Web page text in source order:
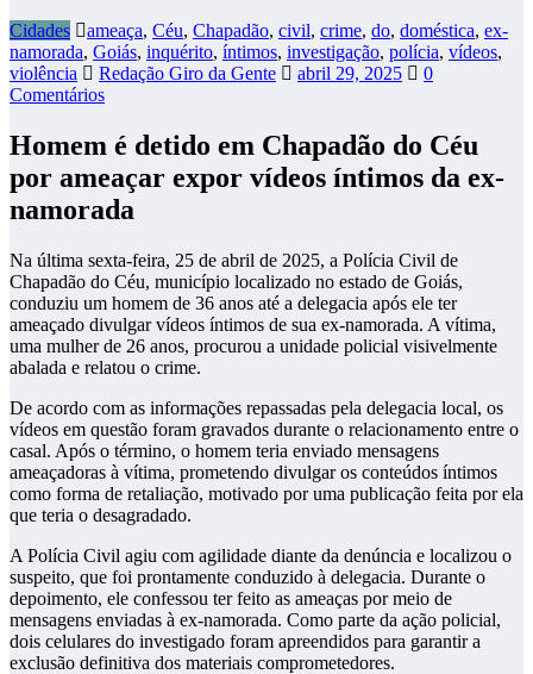
Cidades ameaça, Céu, Chapadão, civil, crime, do, doméstica, ex-
namorada, Goiás, inquérito, íntimos, investigação, polícia, vídeos,
violência
Redação Giro da Gente abril 29, 2025
0
Comentários
Homem é detido em Chapadão do Céu
por ameaçar expor vídeos íntimos da ex-
namorada
Na última sexta-feira, 25 de abril de 2025, a Polícia Civil de
Chapadão do Céu, município localizado no estado de Goiás,
conduziu um homem de 36 anos até a delegacia após ele ter
ameaçado divulgar vídeos íntimos de sua ex-namorada. A vítima,
uma mulher de 26 anos, procurou a unidade policial visivelmente
abalada e relatou o crime.
De acordo com as informações repassadas pela delegacia local, os
vídeos em questão foram gravados durante o relacionamento entre o
casal. Após o término, o homem teria enviado mensagens
ameaçadoras à vítima, prometendo divulgar os conteúdos íntimos
como forma de retaliação, motivado por uma publicação feita por ela
que teria o desagradado.
A Polícia Civil agiu com agilidade diante da denúncia e localizou o
suspeito, que foi prontamente conduzido à delegacia. Durante o
depoimento, ele confessou ter feito as ameaças por meio de
mensagens enviadas à ex-namorada. Como parte da ação policial,
dois celulares do investigado foram apreendidos para garantir a
exclusão definitiva dos materiais comprometedores.